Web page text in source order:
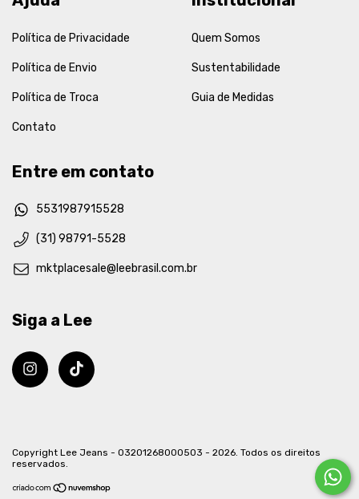
Política de Privacidade
Política de Envio
Política de Troca
Contato
Quem Somos
Sustentabilidade
Guia de Medidas
Entre em contato
5531987915528
(31) 98791-5528
mktplacesale@leebrasil.com.br
Siga a Lee
Copyright Lee Jeans - 03201268000503 - 2026. Todos os direitos
reservados.